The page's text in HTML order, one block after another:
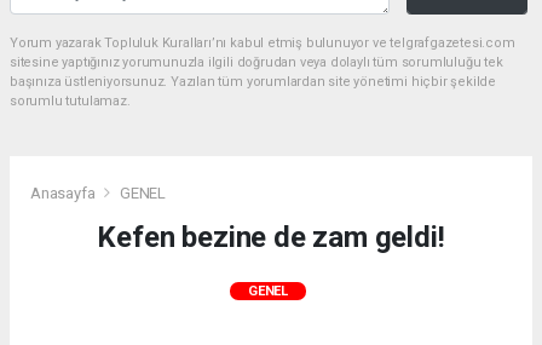
Yorum yazarak Topluluk Kuralları’nı kabul etmiş bulunuyor ve telgrafgazetesi.com
sitesine yaptığınız yorumunuzla ilgili doğrudan veya dolaylı tüm sorumluluğu tek
başınıza üstleniyorsunuz. Yazılan tüm yorumlardan site yönetimi hiçbir şekilde
sorumlu tutulamaz.
Anasayfa GENEL
Kefen bezine de zam geldi!
GENEL